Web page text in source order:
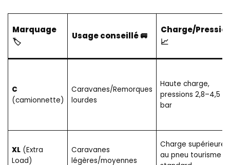
Marquage
🏷️
Usage conseillé 🚐
Charge/
📈
C
(camionnette)
Caravanes/Remorques
lourdes
Haute charge,
pressions 2,8–4,5
bar
XL(Extra
Load)
Caravanes
légères/moyennes
Charge supérieure
au pneu tourisme